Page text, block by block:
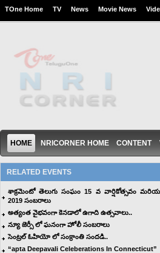
TOne Home TV News Movie News
HOME NRICORNER HOME CONTENT
RELATED EVENTS
శాక్రమెంటో తెలుగు సంఘం 15 వ వార్షికోత్సవం
2019 సంబరాలు
అత్యంత వైభవంగా కెనడాలో ఉగాది ఉత్సవాలు..
న్యూ జెర్సీ లో ఘనంగా హోలీ సంబరాలు
సెంట్రల్ ఓహియో లో సంక్రాంతి సందడి..
“apta Deepavali Celeberations In Connecticut”